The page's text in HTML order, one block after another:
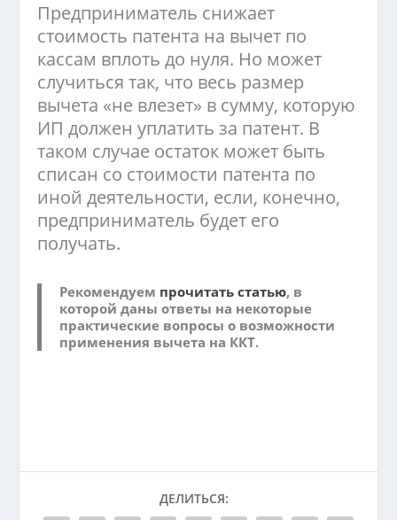
Предприниматель снижает
стоимость патента на вычет по
кассам вплоть до нуля. Но может
случиться так, что весь размер
вычета «не влезет» в сумму, которую
ИП должен уплатить за патент. В
таком случае остаток может быть
списан со стоимости патента по
иной деятельности, если, конечно,
предприниматель будет его
получать.
Рекомендуем прочитать статью, в
которой даны ответы на некоторые
практические вопросы о возможности
применения вычета на ККТ.
ДЕЛИТЬСЯ: